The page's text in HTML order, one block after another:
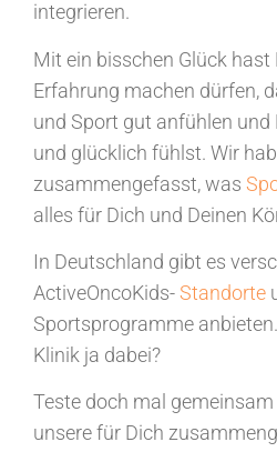
integrieren.
Mit ein bisschen Glück hast
Erfahrung machen dürfen,
und Sport gut anfühlen und
und glücklich fühlst. Wir
zusammengefasst, was
alles für Dich und Deinen
In Deutschland gibt es
ActiveOncoKids- Standorte
Sportsprogramme
Klinik ja dabei?
Teste doch mal
unsere für Dich